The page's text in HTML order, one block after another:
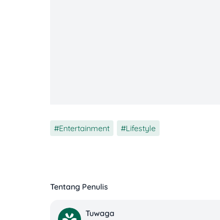
Entertainment Lifestyle
Tentang Penulis
Tuwaga